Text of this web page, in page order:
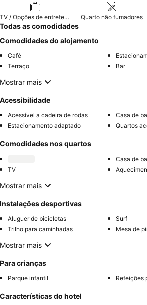
TV / Opções de entretenimento Quarto não fumadores
Todas as comodidades
Comodidades do alojamento
Café
Terraço
Bar
Mostrar mais
Acessibilidade
Acessível a cadeira de rodas
Casa de
Estacionamento adaptado
Quartos
Comodidades nos quartos
Casa de
TV
Mostrar mais
Instalações desportivas
Aluguer de bicicletas
Surf
Trilho para caminhadas
Mesa de
Mostrar mais
Para crianças
Parque infantil Refeições
Características do hotel